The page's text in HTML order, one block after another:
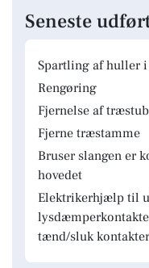
Seneste
Spartling af huller
Rengøring
Fjernelse af træstub
Fjerne træstamme
Bruser slangen er
hovedet
Elektrikerhjælp til
tænd/sluk kontakter